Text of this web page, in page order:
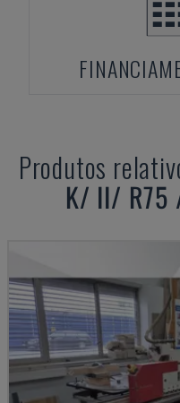
Produtos
K/ II/ R75